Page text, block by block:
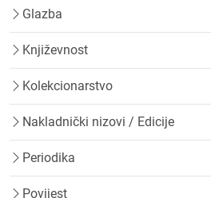
Glazba
Književnost
Kolekcionarstvo
Nakladnički nizovi / Edicije
Periodika
Povijest